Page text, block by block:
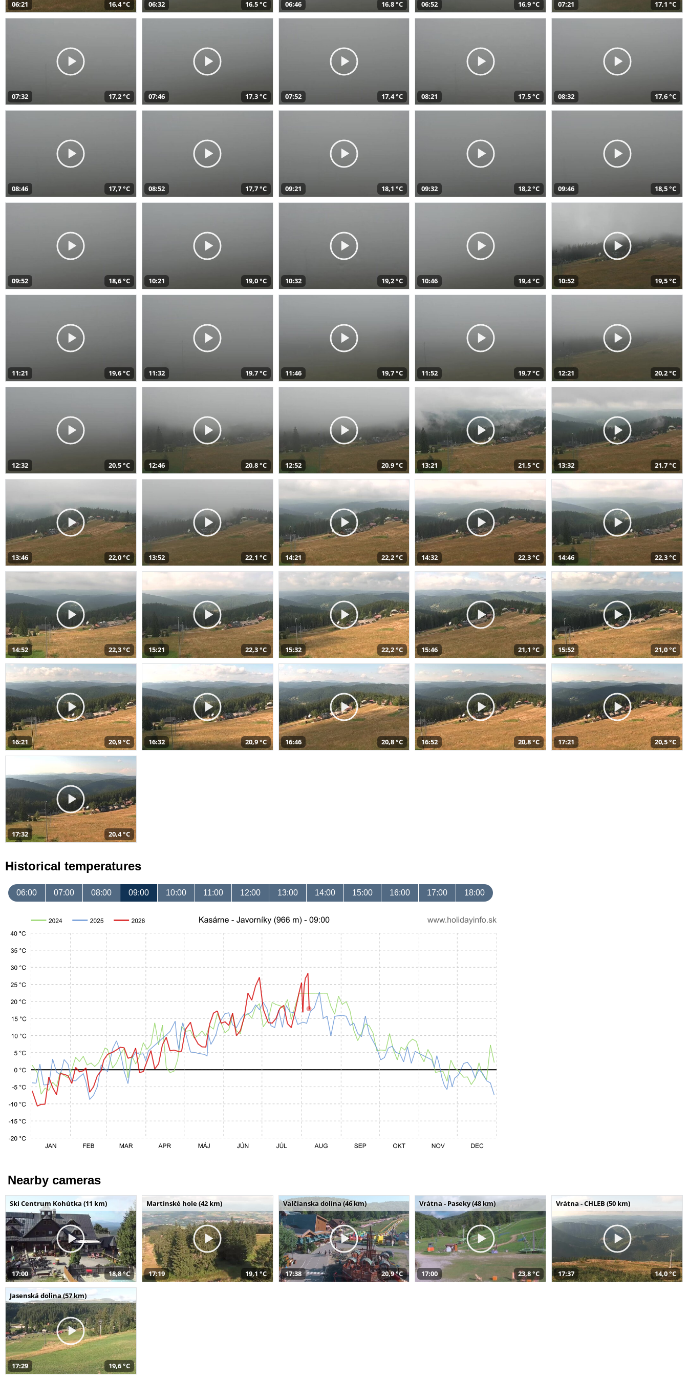
06:21 16,4 °C 06:32 16,5 °C 06:46 16,8 °C 06:52 16,9 °C 07:21 17,1 °C
07:32 17,2 °C 07:46 17,3 °C 07:52 17,4 °C 08:21 17,5 °C 08:32 17,6 °C
08:46 17,7 °C 08:52 17,7 °C 09:21 18,1 °C 09:32 18,2 °C 09:46 18,5 °C
09:52 18,6 °C 10:21 19,0 °C 10:32 19,2 °C 10:46 19,4 °C 10:52 19,5 °C
11:21 19,6 °C 11:32 19,7 °C 11:46 19,7 °C 11:52 19,7 °C 12:21 20,2 °C
12:32 20,5 °C 12:46 20,8 °C 12:52 20,9 °C 13:21 21,5 °C 13:32 21,7 °C
13:46 22,0 °C 13:52 22,1 °C 14:21 22,2 °C 14:32 22,3 °C 14:46 22,3 °C
14:52 22,3 °C 15:21 22,3 °C 15:32 22,2 °C 15:46 21,1 °C 15:52 21,0 °C
16:21 20,9 °C 16:32 20,9 °C 16:46 20,8 °C 16:52 20,8 °C 17:21 20,5 °C
17:32 20,4 °C
Historical temperatures
06:00 07:00 08:00 09:00 10:00 11:00 12:00 13:00 14:00 15:00 16:00 17:00 18:00
Nearby cameras
Ski Centrum Kohútka (11 km)
17:00 18,8 °C
Martinské hole (42 km)
17:19 19,1 °C
Valčianska dolina (46 km)
17:38 20,9 °C
Vrátna - Paseky (48 km)
17:00 23,8 °C
Vrátna - CHLEB (50 km)
17:37 14,0 °C
Jasenská dolina (57 km)
17:29 19,6 °C